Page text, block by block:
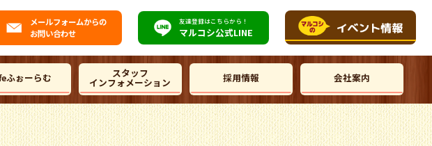
メールフォームからの
お問い合わせ
友達登録はこちらから！
マルコシ公式LINE
ふぉーらむ スタッフ
インフォメーション 採用情報 会社案内